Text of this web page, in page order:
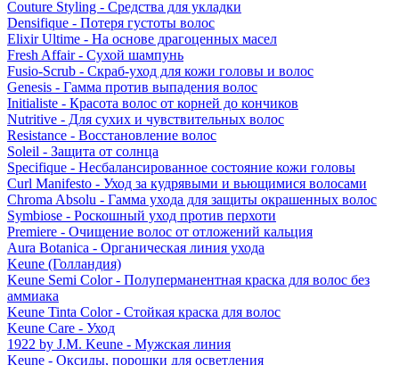
Couture Styling - Средства для укладки
Densifique - Потеря густоты волос
Elixir Ultime - На основе драгоценных масел
Fresh Affair - Сухой шампунь
Fusio-Scrub - Скраб-уход для кожи головы и волос
Genesis - Гамма против выпадения волос
Initialiste - Красота волос от корней до кончиков
Nutritive - Для сухих и чувствительных волос
Resistance - Восстановление волос
Soleil - Защита от солнца
Specifique - Несбалансированное состояние кожи головы
Curl Manifesto - Уход за кудрявыми и вьющимися волосами
Chroma Absolu - Гамма ухода для защиты окрашенных волос
Symbiose - Роскошный уход против перхоти
Premiere - Очищение волос от отложений кальция
Aura Botanica - Органическая линия ухода
Keune (Голландия)
Keune Semi Color - Полуперманентная краска для волос без
аммиака
Keune Tinta Color - Стойкая краска для волос
Keune Care - Уход
1922 by J.M. Keune - Мужская линия
Keune - Оксиды, порошки для осветления